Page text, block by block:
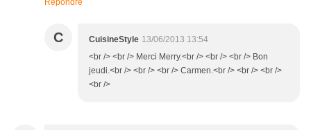
Répondre
C CuisineStyle 13/06/2013 13:54
<br /> <br /> Merci Merry.<br /> <br /> <br /> Bon
jeudi.<br /> <br /> <br /> Carmen.<br /> <br /> <br />
<br />